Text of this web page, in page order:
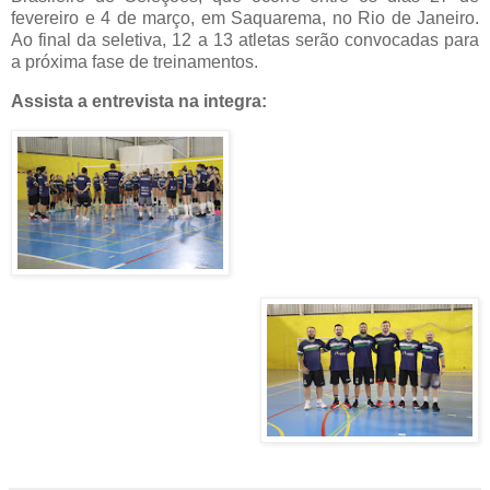
fevereiro e 4 de março, em Saquarema, no Rio de Janeiro.
Ao final da seletiva, 12 a 13 atletas serão convocadas para
a próxima fase de treinamentos.
Assista a entrevista na integra: